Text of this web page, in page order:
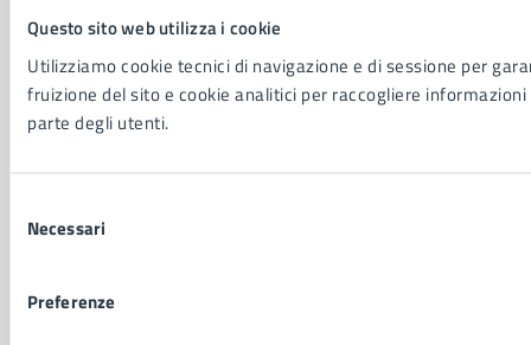
Questo sito web utilizza i cookie
Utilizziamo cookie tecnici di navigazione e di sessione per
fruizione del sito e cookie analitici per raccogliere
parte degli utenti.
delNecessari
Preferenze
NOVITÀ
Notizie
Avvisi
Comunicati
Luoghi